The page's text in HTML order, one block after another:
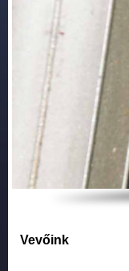
Vevőink